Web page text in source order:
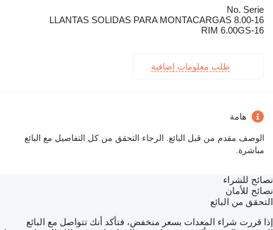
No. Serie
LLANTAS SOLIDAS PARA MONTACARGAS 8.00-16
RIM 6.00GS-16
طلب معلومات إضافية
هامة
الوصف مقدم من قبل البائع. الرجاء التحقق من كل التفاصيل مع البائع
مباشرة.
نصائح للشراء
نصائح للأمان
التحقق من البائع
إذا قررت شراء المعدات بسعر منخفض، فتأكد أنك تتواصل مع البائع